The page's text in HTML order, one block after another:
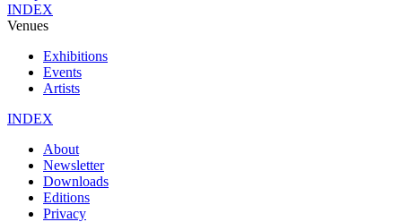
INDEX
Venues
Exhibitions
Events
Artists
INDEX
About
Newsletter
Downloads
Editions
Privacy